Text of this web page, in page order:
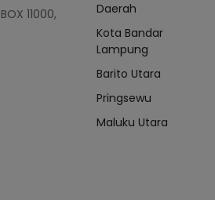
11000,
Daerah
Kota Bandar
Lampung
Barito Utara
Pringsewu
Maluku Utara